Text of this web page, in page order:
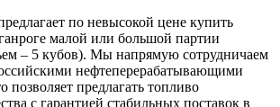
по невысокой цене купить
малой или большой партии
– 5 кубов). Мы напрямую сотрудничаем
нефтеперерабатывающими
позволяет предлагать топливо
с гарантией стабильных поставок в